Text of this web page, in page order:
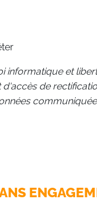
informatique et
de